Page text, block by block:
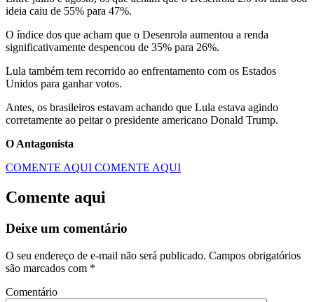
ideia caiu de 55% para 47%.
O índice dos que acham que o Desenrola aumentou a renda
significativamente despencou de 35% para 26%.
Lula também tem recorrido ao enfrentamento com os Estados
Unidos para ganhar votos.
Antes, os brasileiros estavam achando que Lula estava agindo
corretamente ao peitar o presidente americano Donald Trump.
O Antagonista
COMENTE AQUI COMENTE AQUI
Comente aqui
Deixe um comentário
O seu endereço de e-mail não será publicado. Campos obrigatórios
são marcados com *
Comentário